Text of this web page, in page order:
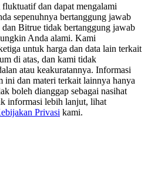
USDT Bonus
10% APR
Daily Rewards
dan dapat mengalami
sepenuhnya bertanggung jawab
dan Bitrue tidak bertanggung jawab
Anda alami. Kami
untuk harga dan data lain terkait
di atas, dan kami tidak
atau keakuratannya. Informasi
ini dan materi terkait lainnya hanya
boleh dianggap sebagai nasihat
informasi lebih lanjut, lihat
Privasi kami.